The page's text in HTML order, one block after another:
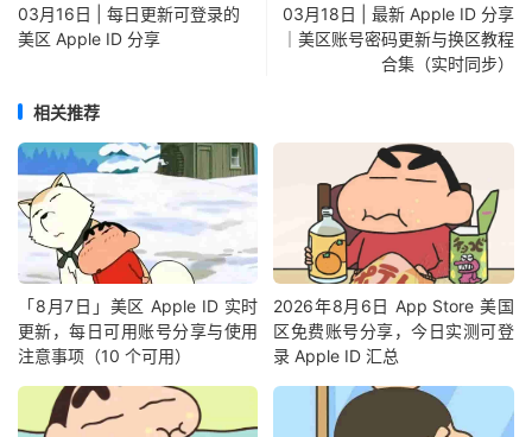
03月16日 | 每日更新可登录的
美区 Apple ID 分享
03月18日 | 最新 Apple ID 分享
｜美区账号密码更新与换区教程
合集（实时同步）
相关推荐
「8月7日」美区 Apple ID 实时
更新，每日可用账号分享与使用
注意事项（10 个可用）
2026年8月6日 App Store 美国
区免费账号分享，今日实测可登
录 Apple ID 汇总